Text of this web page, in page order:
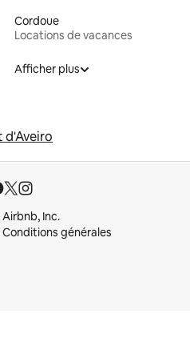
Cordoue
Locations de vacances
Afficher plus
d'Aveiro
Inc.
Conditions générales